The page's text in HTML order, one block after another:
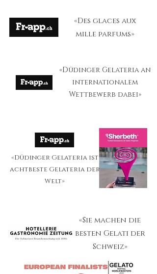
«Des glaces aux
mille parfums»
«Düdinger Gelateria an
internationalem
Wettbewerb dabei»
«Düdinger Gelateria ist
achtbeste Gelateria der
Welt»
«Sie machen die
besten Gelati der
Schweiz»